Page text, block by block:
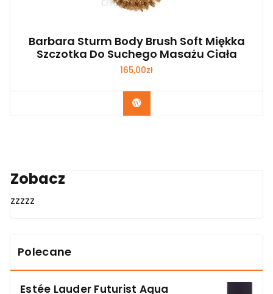
Barbara Sturm Body Brush Soft Miękka
Szczotka Do Suchego Masażu Ciała
165,00zł
Zobacz
Zobacz
zzzzz
Polecane
Estée Lauder Futurist Aqua